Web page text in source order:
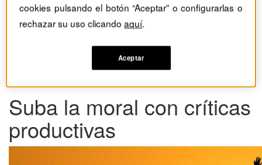
Recursos humanos
Suba la moral con críticas productivas
Suba la moral con críticas
productivas
cookies pulsando el botón “Aceptar” o configurarlas o
rechazar su uso clicandoaquí.
Aceptar